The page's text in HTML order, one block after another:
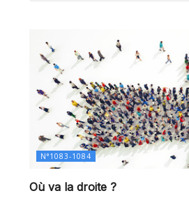
N°1083-1084
Où va la droite ?